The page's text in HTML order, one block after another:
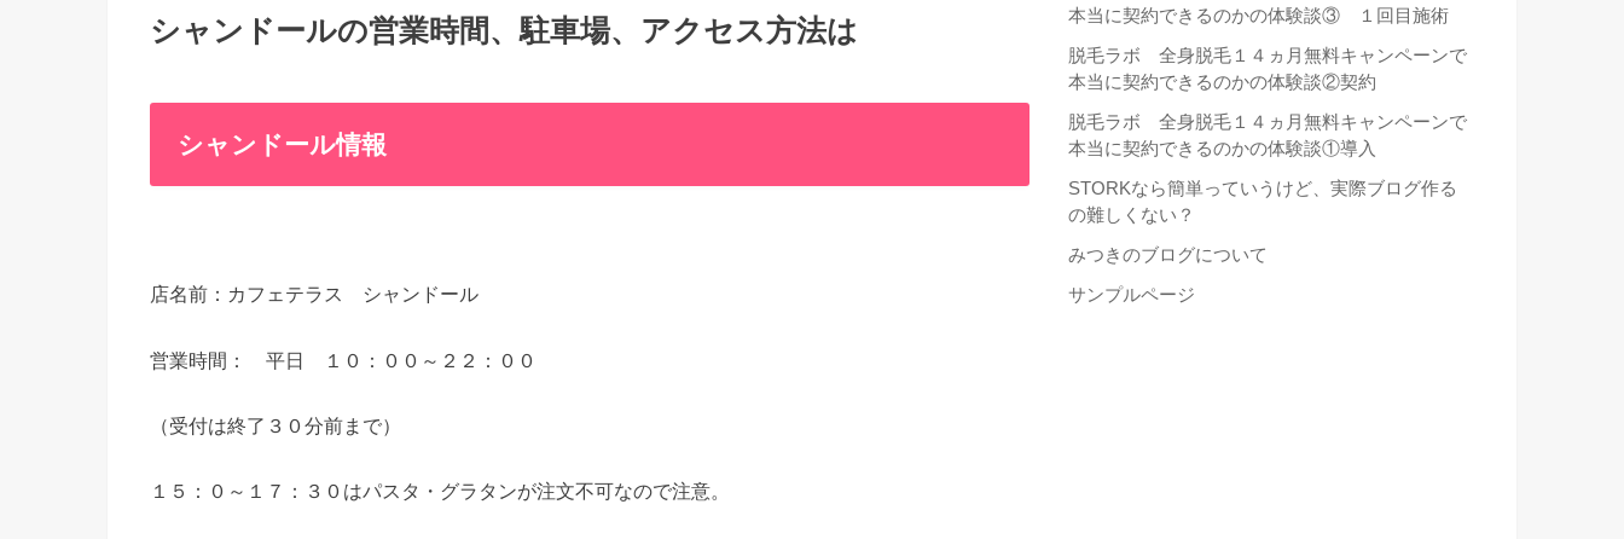
シャンドールの営業時間、駐車場、アクセス方法は
シャンドール情報
店名前：カフェテラス シャンドール
営業時間： 平日 １０：００～２２：００
（受付は終了３０分前まで）
１５：０～１７：３０はパスタ・グラタンが注文不可なので注意。
本当に契約できるのかの体験談③ １回目施術
脱毛ラボ 全身脱毛１４ヵ月無料キャンペーンで
本当に契約できるのかの体験談②契約
脱毛ラボ 全身脱毛１４ヵ月無料キャンペーンで
本当に契約できるのかの体験談①導入
STORKなら簡単っていうけど、実際ブログ作る
の難しくない？
みつきのブログについて
サンプルページ